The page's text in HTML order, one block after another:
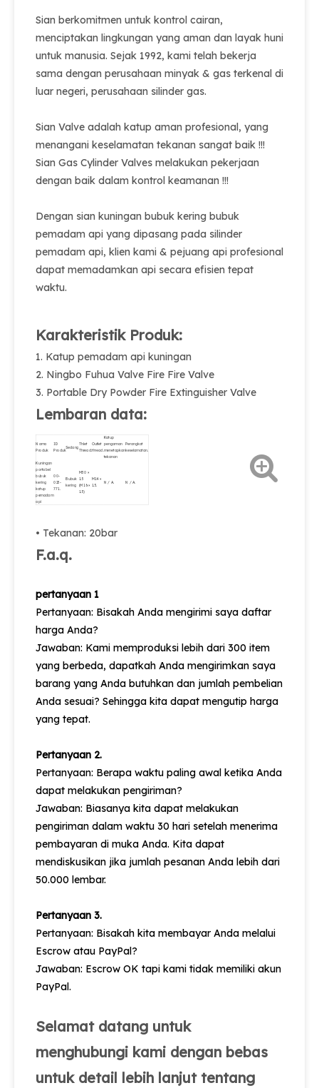
Sian berkomitmen untuk kontrol cairan,
menciptakan lingkungan yang aman dan layak huni
untuk manusia. Sejak 1992, kami telah bekerja
sama dengan perusahaan minyak & gas terkenal di
luar negeri, perusahaan silinder gas.
Sian Valve adalah katup aman profesional, yang
menangani keselamatan tekanan sangat baik !!!
Sian Gas Cylinder Valves melakukan pekerjaan
dengan baik dalam kontrol keamanan !!!
Dengan sian kuningan bubuk kering bubuk
pemadam api yang dipasang pada silinder
pemadam api, klien kami & pejuang api profesional
dapat memadamkan api secara efisien tepat
waktu.
Karakteristik Produk:
1. Katup pemadam api kuningan
2. Ningbo Fuhua Valve Fire Fire Valve
3. Portable Dry Powder Fire Extinguisher Valve
Lembaran data:
Nama
Produk
ID
Produk
Sedang
Thlet
Thread.
Outlet
thread.
Katup
pengaman
menetapkan
tekanan
Perangkat
keselamatan.
Kuningan
portabel
bubuk
kering
katup
pemadam
api
00-
023-
771.
Bubuk
kering
M30 ×
1.5
(M16 ×
1.5)
M14 ×
1.5.
N / A. N / A.
• Tekanan: 20bar
F.a.q.
pertanyaan 1
Pertanyaan: Bisakah Anda mengirimi saya daftar
harga Anda?
Jawaban: Kami memproduksi lebih dari 300 item
yang berbeda, dapatkah Anda mengirimkan saya
barang yang Anda butuhkan dan jumlah pembelian
Anda sesuai? Sehingga kita dapat mengutip harga
yang tepat.
Pertanyaan 2.
Pertanyaan: Berapa waktu paling awal ketika Anda
dapat melakukan pengiriman?
Jawaban: Biasanya kita dapat melakukan
pengiriman dalam waktu 30 hari setelah menerima
pembayaran di muka Anda. Kita dapat
mendiskusikan jika jumlah pesanan Anda lebih dari
50.000 lembar.
Pertanyaan 3.
Pertanyaan: Bisakah kita membayar Anda melalui
Escrow atau PayPal?
Jawaban: Escrow OK tapi kami tidak memiliki akun
PayPal.
Selamat datang untuk
menghubungi kami dengan bebas
untuk detail lebih lanjut tentang